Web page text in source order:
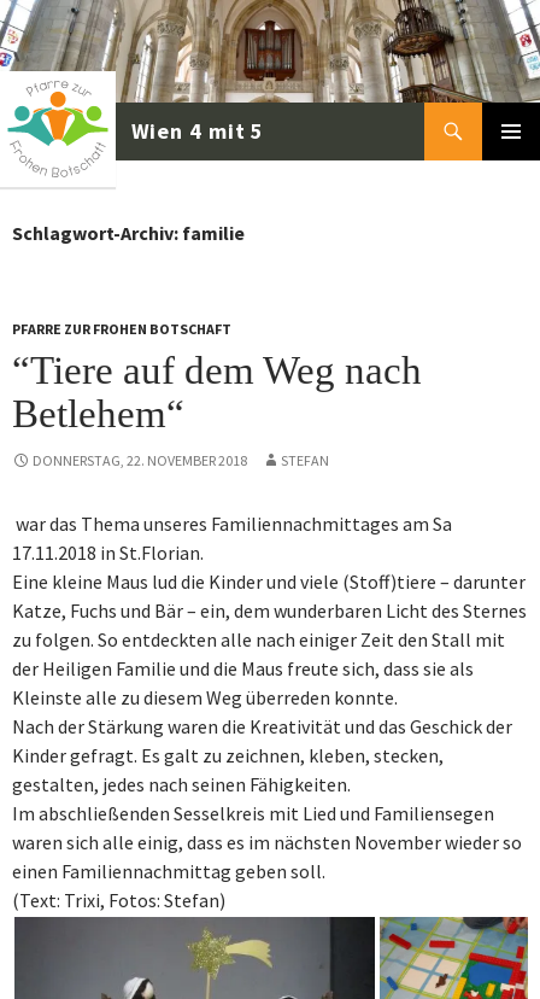
Zum
Inhalt
springen
Suchen
Schlagwort-Archiv: familie
PFARRE ZUR FROHEN BOTSCHAFT
“Tiere auf dem Weg nach
Betlehem“
DONNERSTAG, 22. NOVEMBER 2018 STEFAN
war das Thema unseres Familiennachmittages am Sa
17.11.2018 in St.Florian.
Eine kleine Maus lud die Kinder und viele (Stoff)tiere – darunter
Katze, Fuchs und Bär – ein, dem wunderbaren Licht des Sternes
zu folgen. So entdeckten alle nach einiger Zeit den Stall mit
der Heiligen Familie und die Maus freute sich, dass sie als
Kleinste alle zu diesem Weg überreden konnte.
Nach der Stärkung waren die Kreativität und das Geschick der
Kinder gefragt. Es galt zu zeichnen, kleben, stecken,
gestalten, jedes nach seinen Fähigkeiten.
Im abschließenden Sesselkreis mit Lied und Familiensegen
waren sich alle einig, dass es im nächsten November wieder so
einen Familiennachmittag geben soll.
(Text: Trixi, Fotos: Stefan)